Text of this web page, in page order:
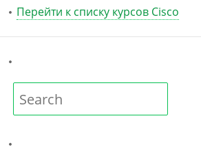
Перейти к списку курсов Cisco